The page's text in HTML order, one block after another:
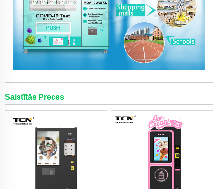
Saistītās Preces